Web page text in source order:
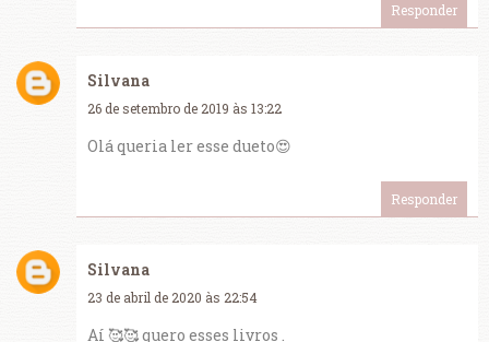
Responder
Silvana
26 de setembro de 2019 às 13:22
Olá queria ler esse dueto😍
Responder
Silvana
23 de abril de 2020 às 22:54
Aí 🥰🥰 quero esses livros .